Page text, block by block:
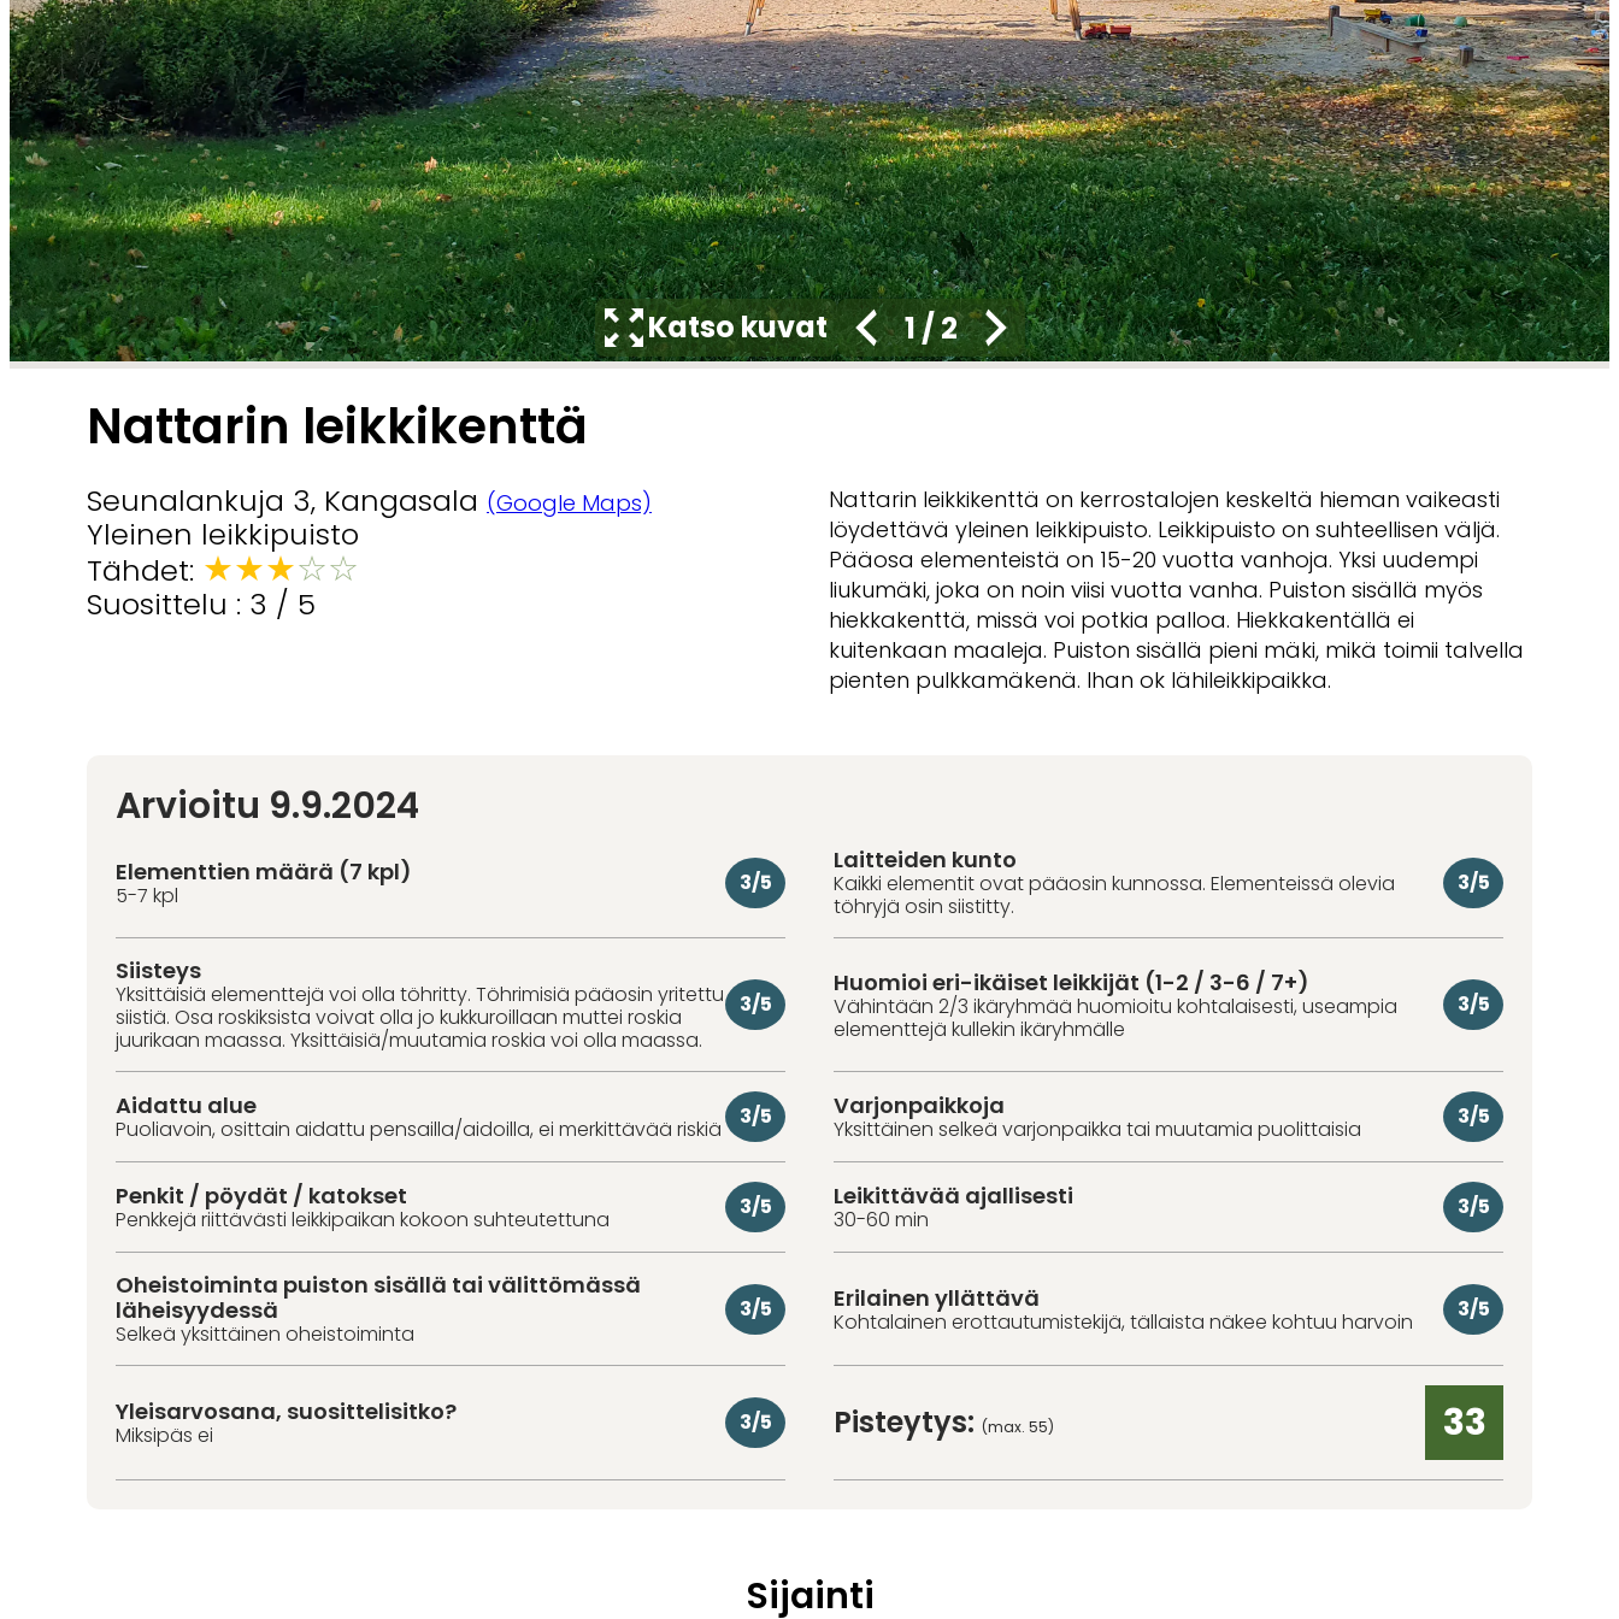
Katso kuvat 1/2
Nattarin leikkikenttä
Seunalankuja 3, Kangasala (Google Maps)
Yleinen leikkipuisto
Tähdet: ★★★☆☆
Suosittelu : 3 / 5
Nattarin leikkikenttä on kerrostalojen keskeltä hieman vaikeasti
löydettävä yleinen leikkipuisto. Leikkipuisto on suhteellisen väljä.
Pääosa elementeistä on 15-20 vuotta vanhoja. Yksi uudempi
liukumäki, joka on noin viisi vuotta vanha. Puiston sisällä myös
hiekkakenttä, missä voi potkia palloa. Hiekkakentällä ei
kuitenkaan maaleja. Puiston sisällä pieni mäki, mikä toimii talvella
pienten pulkkamäkenä. Ihan ok lähileikkipaikka.
Arvioitu 9.9.2024
Elementtien määrä (7 kpl)
5-7 kpl 3/5
Laitteiden kunto
Kaikki elementit ovat pääosin kunnossa. Elementeissä olevia
töhryjä osin siistitty.
3/5
Siisteys
Yksittäisiä elementtejä voi olla töhritty. Töhrimisiä pääosin yritettu
siistiä. Osa roskiksista voivat olla jo kukkuroillaan muttei roskia
juurikaan maassa. Yksittäisiä/muutamia roskia voi olla maassa.
3/5
Huomioi eri-ikäiset leikkijät (1-2 / 3-6 / 7+)
Vähintään 2/3 ikäryhmää huomioitu kohtalaisesti, useampia
elementtejä kullekin ikäryhmälle
3/5
Aidattu alue
Puoliavoin, osittain aidattu pensailla/aidoilla, ei merkittävää riskiä 3/5 Varjonpaikkoja
Yksittäinen selkeä varjonpaikka tai muutamia puolittaisia 3/5
Penkit / pöydät / katokset
Penkkejä riittävästi leikkipaikan kokoon suhteutettuna 3/5 Leikittävää ajallisesti
30-60 min 3/5
Oheistoiminta puiston sisällä tai välittömässä
läheisyydessä
Selkeä yksittäinen oheistoiminta
3/5 Erilainen yllättävä
Kohtalainen erottautumistekijä, tällaista näkee kohtuu harvoin 3/5
Yleisarvosana, suosittelisitko?
Miksipäs ei 3/5 Pisteytys: (max. 55) 33
Sijainti